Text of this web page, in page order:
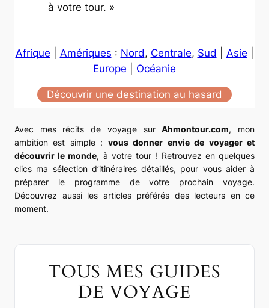
à votre tour. »
Afrique Amériques : Nord, Centrale, Sud Asie
Europe
Océanie
Découvrir une destination au hasard
Avec mes récits de voyage surAhmontour.com, mon
ambition est simple : vous donner envie de voyager et
découvrir le monde, à votre tour ! Retrouvez en quelques
clics ma sélection d’itinéraires détaillés, pour vous aider à
préparer le programme de votre prochain voyage.
Découvrez aussi les articles préférés des lecteurs en ce
moment.
TOUS MES GUIDES
DE VOYAGE